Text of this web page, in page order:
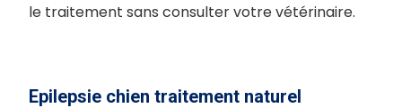
le traitement sans consulter votre vétérinaire.
Epilepsie chien traitement naturel